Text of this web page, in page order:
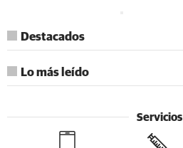
Destacados
Lo más leído
Servicios